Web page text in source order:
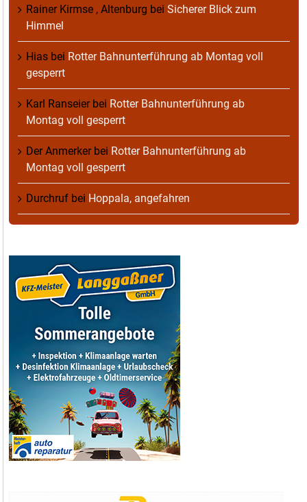
Rainer Kirmse , Altenburg bei Sicherer Blick zum
Himmel
Hias bei Rotter Bahnunterführung ab Montag voll
gesperrt
Karl Ranseierbei Rotter Bahnunterführung ab
Montag voll gesperrt
Der Anmerkerbei Rotter Bahnunterführung ab
Montag voll gesperrt
Durchruf bei Hoppala, angefahren